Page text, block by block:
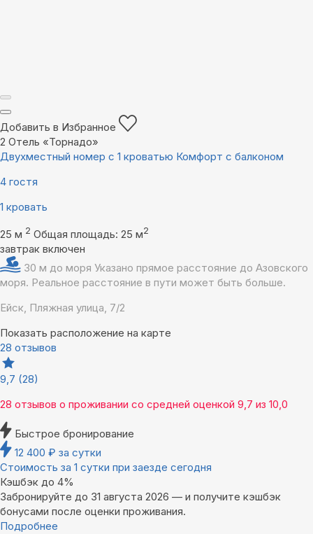
Добавить в Избранное
2 Отель «Торнадо»
Двухместный номер с 1 кроватью Комфорт с балконом
4 гостя
1 кровать
25 м 2 Общая площадь: 25 м2
завтрак включен
30 м до моря Указано прямое расстояние до Азовского
моря. Реальное расстояние в пути может быть больше.
Ейск, Пляжная улица, 7/2
Показать расположение на карте
28 отзывов
9,7 (28)
28 отзывов о проживании со средней оценкой 9,7 из 10,0
Быстрое бронирование
12 400 ₽ за сутки
Стоимость за 1 сутки при заезде сегодня
Кэшбэк до 4%
Забронируйте до 31 августа 2026 — и получите кэшбэк
бонусами после оценки проживания.
Подробнее